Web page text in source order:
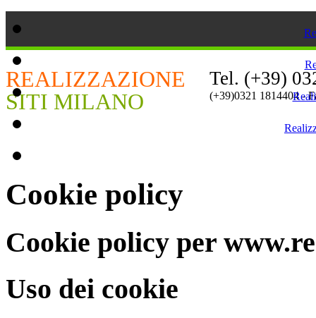
REALIZZAZIONE
SITI MILANO
Tel. (+39)
(+39)0321 1814404 -
Cookie policy
Cookie policy per
Uso dei cookie